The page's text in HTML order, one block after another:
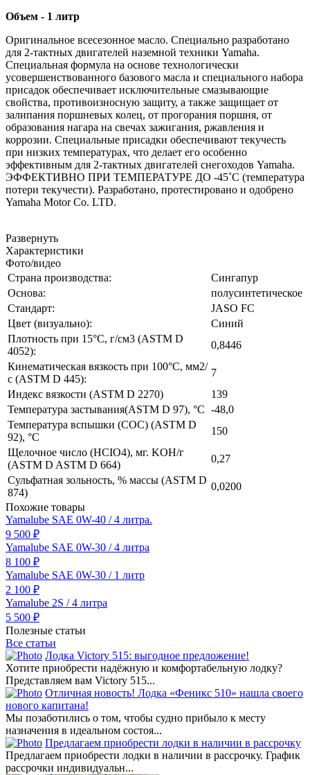
Объем - 1 литр
Оригинальное всесезонное масло. Специально разработано
для 2-тактных двигателей наземной техники Yamaha.
Специальная формула на основе технологически
усовершенствованного базового масла и специального набора
присадок обеспечивает исключительные смазывающие
свойства, противоизносную защиту, а также защищает от
залипания поршневых колец, от прогорания поршня, от
образования нагара на свечах зажигания, ржавления и
коррозии. Специальные присадки обеспечивают текучесть
при низких температурах, что делает его особенно
эффективным для 2-тактных двигателей снегоходов Yamaha.
ЭФФЕКТИВНО ПРИ ТЕМПЕРАТУРE ДО -45˚С (температура
потери текучести). Разработано, протестировано и одобрено
Yamaha Motor Co. LTD.
Развернуть
Характеристики
Фото/видео
Страна производства:
Сингапур
Основа:
полусинтетическое
Стандарт:
JASO FC
Цвет (визуально):
Синий
Плотность при 15°C, г/см3 (ASTM D
4052):
0,8446
Кинематическая вязкость при 100°C, мм2/
с (ASTM D 445):
7
Индекс вязкости (ASTM D 2270)
139
Температура застывания(ASTM D 97), °C -48,0
Температура вспышки (COC) (ASTM D
92), °C
150
Щелочное число (HCIO4), мг. KOH/г
(ASTM D ASTM D 664)
0,27
Сульфатная зольность, % массы (ASTM D
874)
0,0200
Похожие товары
Yamalube SAE 0W-40 / 4 литра.
9 500 ₽
Yamalube SAE 0W-30 / 4 литра
8 100 ₽
Yamalube SAE 0W-30 / 1 литр
2 100 ₽
Yamalube 2S / 4 литра
5 500 ₽
Полезные статьи
Все статьи
Лодка Victory 515: выгодное предложение!
Хотите приобрести надёжную и комфортабельную лодку?
Представляем вам Victory 515...
Отличная новость! Лодка «Феникс 510» нашла своего
нового капитана!
Мы позаботились о том, чтобы судно прибыло к месту
назначения в идеальном состоя...
Предлагаем приобрести лодки в наличии в рассрочку
Предлагаем приобрести лодки в наличии в рассрочку. График
рассрочки индивидуальн...